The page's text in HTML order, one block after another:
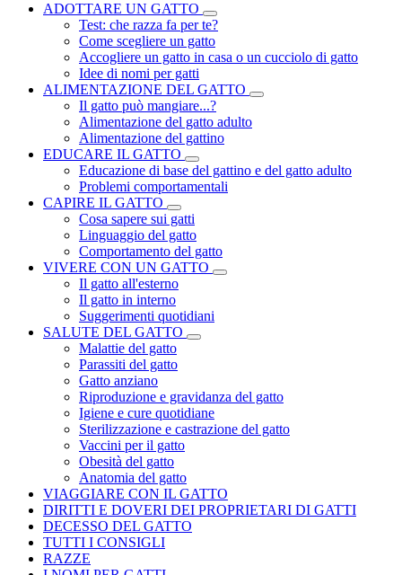
ADOTTARE UN GATTO
Test: che razza fa per te?
Come scegliere un gatto
Accogliere un gatto in casa o un cucciolo di gatto
Idee di nomi per gatti
ALIMENTAZIONE DEL GATTO
Il gatto può mangiare...?
Alimentazione del gatto adulto
Alimentazione del gattino
EDUCARE IL GATTO
Educazione di base del gattino e del gatto adulto
Problemi comportamentali
CAPIRE IL GATTO
Cosa sapere sui gatti
Linguaggio del gatto
Comportamento del gatto
VIVERE CON UN GATTO
Il gatto all'esterno
Il gatto in interno
Suggerimenti quotidiani
SALUTE DEL GATTO
Malattie del gatto
Parassiti del gatto
Gatto anziano
Riproduzione e gravidanza del gatto
Igiene e cure quotidiane
Sterilizzazione e castrazione del gatto
Vaccini per il gatto
Obesità del gatto
Anatomia del gatto
VIAGGIARE CON IL GATTO
DIRITTI E DOVERI DEI PROPRIETARI DI GATTI
DECESSO DEL GATTO
TUTTI I CONSIGLI
RAZZE